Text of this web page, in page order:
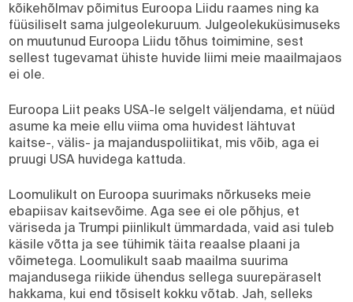
kõikehõlmav põimitus Euroopa Liidu raames ning ka
füüsiliselt sama julgeolekuruum. Julgeolekuküsimuseks
on muutunud Euroopa Liidu tõhus toimimine, sest
sellest tugevamat ühiste huvide liimi meie maailmajaos
ei ole.
Euroopa Liit peaks USA-le selgelt väljendama, et nüüd
asume ka meie ellu viima oma huvidest lähtuvat
kaitse-, välis- ja majanduspoliitikat, mis võib, aga ei
pruugi USA huvidega kattuda.
Loomulikult on Euroopa suurimaks nõrkuseks meie
ebapiisav kaitsevõime. Aga see ei ole põhjus, et
väriseda ja Trumpi piinlikult ümmardada, vaid asi tuleb
käsile võtta ja see tühimik täita reaalse plaani ja
võimetega. Loomulikult saab maailma suurima
majandusega riikide ühendus sellega suurepäraselt
hakkama, kui end tõsiselt kokku võtab. Jah, selleks